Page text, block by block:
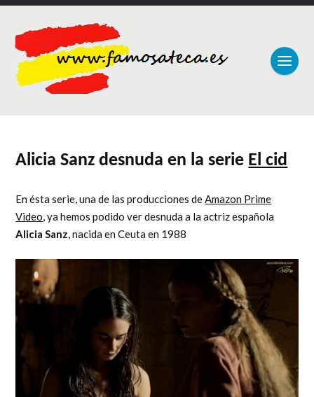
Alicia Sanz desnuda en la serie El cid
En ésta serie, una de las producciones deAmazon Prime
Video, ya hemos podido ver desnuda a la actriz española
Alicia Sanz, nacida en Ceuta en 1988